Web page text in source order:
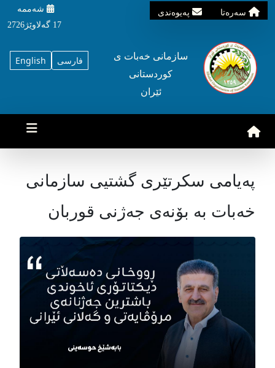
سه‌ره‌تا په‌یوه‌ندی
شه‌ممه‌
17 گه‌لاوێژ2726
English فارسی
سازمانی خه‌بات ی
کوردستانی
ئێران
پەیامی سکرتێری گشتیی سازمانی
خەبات بە بۆنەی جەژنی قوربان